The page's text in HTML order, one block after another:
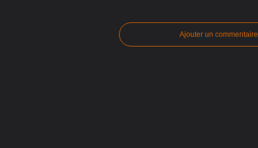
Ajouter un commentaire